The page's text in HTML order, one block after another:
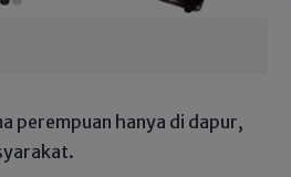
perempuan hanya di dapur,